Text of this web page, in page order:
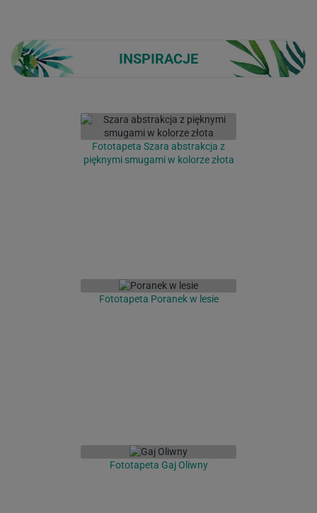
INSPIRACJE
Fototapeta Szara abstrakcja z
pięknymi smugami w kolorze złota
Fototapeta Poranek w lesie
Fototapeta Gaj Oliwny